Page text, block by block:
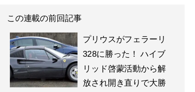
この連載の前回記事
プリウスがフェラーリ
328に勝った！ ハイブ
リッド啓蒙活動から解
放され開き直りで大勝